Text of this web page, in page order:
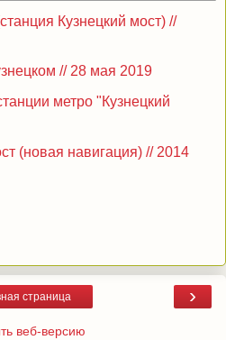
Кузнецкий мост) //
// 28 мая 2019
метро "Кузнецкий
(новая навигация) // 2014
›
страница
веб-версию